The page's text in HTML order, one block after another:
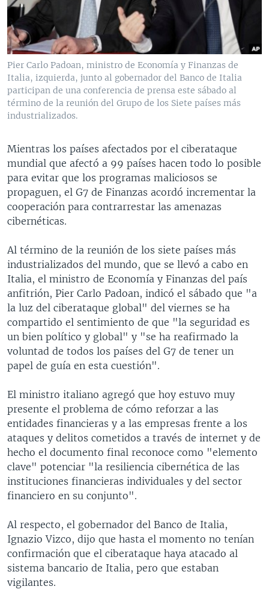
VENEZUELA
BRASIL
NICARAGUA
ECONOMÍA
ENTRETENIMIENTO Y CULTURA
TECNOLOGÍA
DEPORTES
CIENCIA Y SALUD
MULTIMEDIA
VIDEOS
FOTOGRAFÍA
AUDIOS
PROGRAMAS TV
EL MUNDO AL DÍA
FORO INTERAMERICANO
VISIÓN 360
LAS CLAVES
RADIO
AVANCE INFORMATIVO
AUDIONOTICIAS
BUENOS DÍAS AMÉRICA
EL MUNDO AL DÍA [RADIO]
FORO [RADIO]
DEPORTIVO INTERNACIONAL
NOTA ECONÓMICA
ENTRETENIMIENTO
DIRECT
DOCUMENTALES DE LA VOA
SÍGANOS
Idiomas
Pier Carlo Padoan, ministro de Economía y Finanzas de
Italia, izquierda, junto al gobernador del Banco de Italia
participan de una conferencia de prensa este sábado al
término de la reunión del Grupo de los Siete países más
industrializados.
Mientras los países afectados por el ciberataque
mundial que afectó a 99 países hacen todo lo posible
para evitar que los programas maliciosos se
propaguen, el G7 de Finanzas acordó incrementar la
cooperación para contrarrestar las amenazas
cibernéticas.
Al término de la reunión de los siete países más
industrializados del mundo, que se llevó a cabo en
Italia, el ministro de Economía y Finanzas del país
anfitrión, Pier Carlo Padoan, indicó el sábado que "a
la luz del ciberataque global" del viernes se ha
compartido el sentimiento de que "la seguridad es
un bien político y global" y "se ha reafirmado la
voluntad de todos los países del G7 de tener un
papel de guía en esta cuestión".
El ministro italiano agregó que hoy estuvo muy
presente el problema de cómo reforzar a las
entidades financieras y a las empresas frente a los
ataques y delitos cometidos a través de internet y de
hecho el documento final reconoce como "elemento
clave" potenciar "la resiliencia cibernética de las
instituciones financieras individuales y del sector
financiero en su conjunto".
Al respecto, el gobernador del Banco de Italia,
Ignazio Vizco, dijo que hasta el momento no tenían
confirmación que el ciberataque haya atacado al
sistema bancario de Italia, pero que estaban
vigilantes.